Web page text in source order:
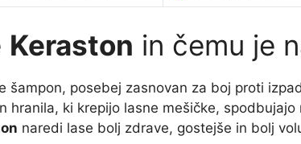
Keraston in čemu je
šampon, posebej zasnovan za boj proti
hranila, ki krepijo lasne mešičke,
naredi lase bolj zdrave, gostejše in bolj